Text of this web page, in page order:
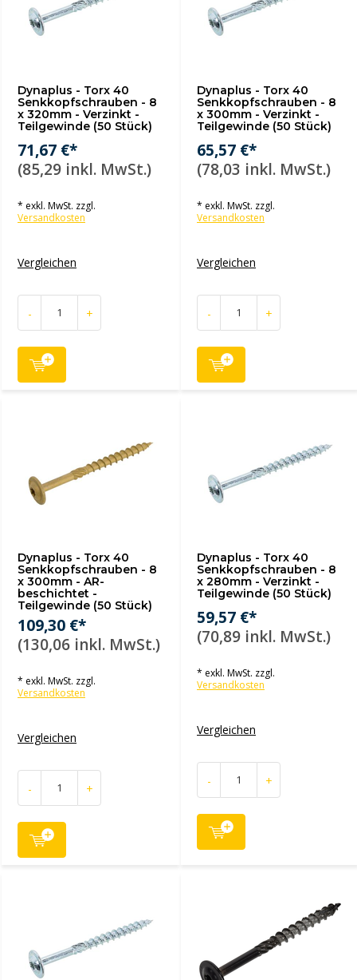
Dynaplus - Torx 40
Senkkopfschrauben - 8
x 320mm - Verzinkt -
Teilgewinde (50 Stück)
71,67 €*
(85,29 inkl. MwSt.)
* exkl. MwSt. zzgl.
Versandkosten
Vergleichen
- +
Dynaplus - Torx 40
Senkkopfschrauben - 8
x 300mm - Verzinkt -
Teilgewinde (50 Stück)
65,57 €*
(78,03 inkl. MwSt.)
* exkl. MwSt. zzgl.
Versandkosten
Vergleichen
- +
Dynaplus - Torx 40
Senkkopfschrauben - 8
x 300mm - AR-
beschichtet -
Teilgewinde (50 Stück)
109,30 €*
(130,06 inkl. MwSt.)
* exkl. MwSt. zzgl.
Versandkosten
Vergleichen
- +
Dynaplus - Torx 40
Senkkopfschrauben - 8
x 280mm - Verzinkt -
Teilgewinde (50 Stück)
59,57 €*
(70,89 inkl. MwSt.)
* exkl. MwSt. zzgl.
Versandkosten
Vergleichen
- +